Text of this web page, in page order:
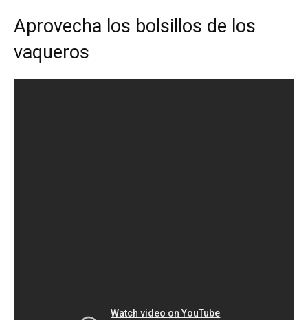
Aprovecha los bolsillos de los
vaqueros